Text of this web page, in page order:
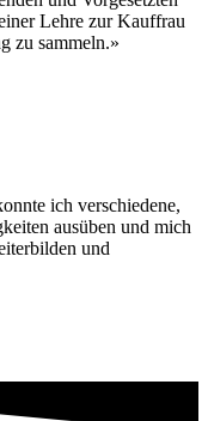
Lehre zur Kauffrau
zu sammeln.»
ich verschiedene,
ausüben und mich
und